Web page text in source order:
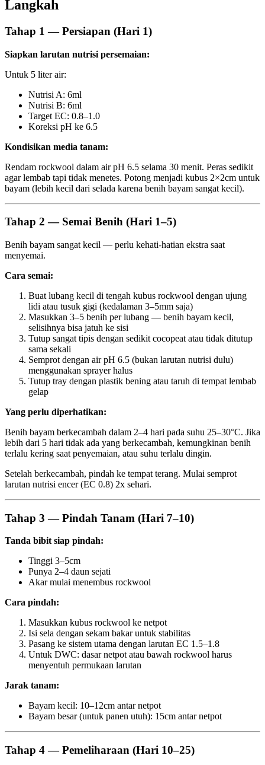
Langkah
Tahap 1 — Persiapan (Hari 1)
Siapkan larutan nutrisi persemaian:
Untuk 5 liter air:
Nutrisi A: 6ml
Nutrisi B: 6ml
Target EC: 0.8–1.0
Koreksi pH ke 6.5
Kondisikan media tanam:
Rendam rockwool dalam air pH 6.5 selama 30 menit. Peras sedikit
agar lembab tapi tidak menetes. Potong menjadi kubus 2×2cm untuk
bayam (lebih kecil dari selada karena benih bayam sangat kecil).
Tahap 2 — Semai Benih (Hari 1–5)
Benih bayam sangat kecil — perlu kehati-hatian ekstra saat
menyemai.
Cara semai:
Buat lubang kecil di tengah kubus rockwool dengan ujung
lidi atau tusuk gigi (kedalaman 3–5mm saja)
Masukkan 3–5 benih per lubang — benih bayam kecil,
selisihnya bisa jatuh ke sisi
Tutup sangat tipis dengan sedikit cocopeat atau tidak ditutup
sama sekali
Semprot dengan air pH 6.5 (bukan larutan nutrisi dulu)
menggunakan sprayer halus
Tutup tray dengan plastik bening atau taruh di tempat lembab
gelap
Yang perlu diperhatikan:
Benih bayam berkecambah dalam 2–4 hari pada suhu 25–30°C. Jika
lebih dari 5 hari tidak ada yang berkecambah, kemungkinan benih
terlalu kering saat penyemaian, atau suhu terlalu dingin.
Setelah berkecambah, pindah ke tempat terang. Mulai semprot
larutan nutrisi encer (EC 0.8) 2x sehari.
Tahap 3 — Pindah Tanam (Hari 7–10)
Tanda bibit siap pindah:
Tinggi 3–5cm
Punya 2–4 daun sejati
Akar mulai menembus rockwool
Cara pindah:
Masukkan kubus rockwool ke netpot
Isi sela dengan sekam bakar untuk stabilitas
Pasang ke sistem utama dengan larutan EC 1.5–1.8
Untuk DWC: dasar netpot atau bawah rockwool harus
menyentuh permukaan larutan
Jarak tanam:
Bayam kecil: 10–12cm antar netpot
Bayam besar (untuk panen utuh): 15cm antar netpot
Tahap 4 — Pemeliharaan (Hari 10–25)